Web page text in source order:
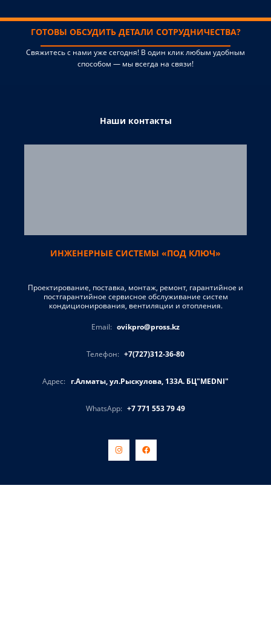
ГОТОВЫ ОБСУДИТЬ ДЕТАЛИ СОТРУДНИЧЕСТВА?
Свяжитесь с нами уже сегодня! В один клик любым удобным
способом — мы всегда на связи!
Наши контакты
ИНЖЕНЕРНЫЕ СИСТЕМЫ «ПОД КЛЮЧ»
Проектирование, поставка, монтаж, ремонт, гарантийное и
постгарантийное сервисное обслуживание систем
кондиционирования, вентиляции и отопления.
Email: ovikpro@pross.kz
Телефон: +7(727)312-36-80
Адрес: г.Алматы, ул.Рыскулова, 133А. БЦ"MEDNI"
WhatsApp: +7 771 553 79 49